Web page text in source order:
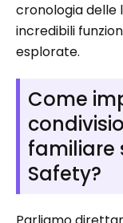
cronologia delle
incredibili
esplorate.
Come
familiare
Safety?